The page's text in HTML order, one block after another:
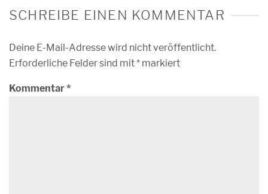
SCHREIBE EINEN KOMMENTAR
Deine E-Mail-Adresse wird nicht veröffentlicht.
Erforderliche Felder sind mit* markiert
Kommentar*